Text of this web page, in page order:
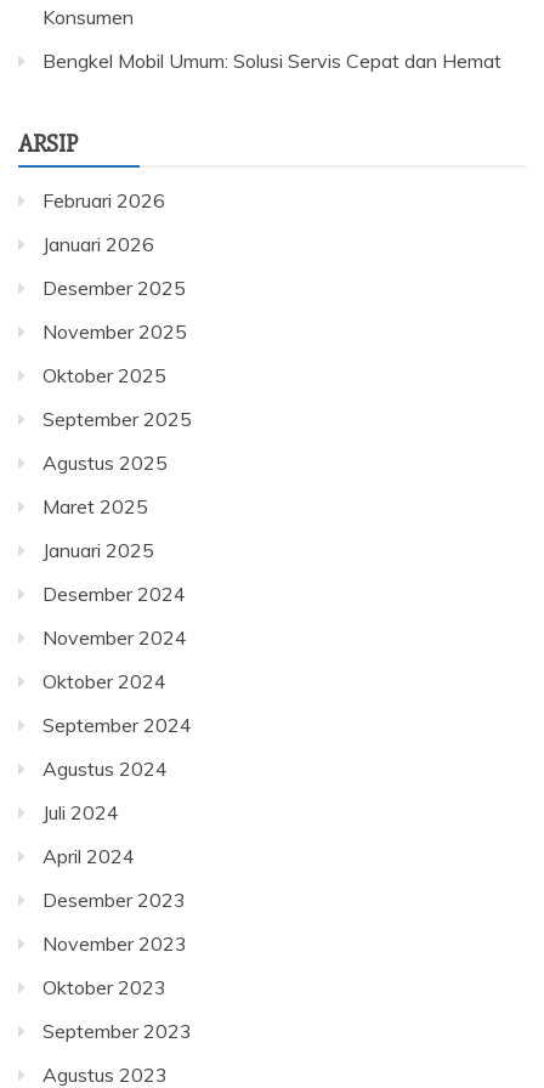
Konsumen
Bengkel Mobil Umum: Solusi Servis Cepat dan Hemat
ARSIP
Februari 2026
Januari 2026
Desember 2025
November 2025
Oktober 2025
September 2025
Agustus 2025
Maret 2025
Januari 2025
Desember 2024
November 2024
Oktober 2024
September 2024
Agustus 2024
Juli 2024
April 2024
Desember 2023
November 2023
Oktober 2023
September 2023
Agustus 2023